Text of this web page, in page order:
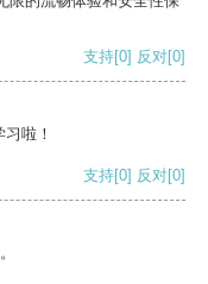
支持[0] 反对[0]
啦！
支持[0] 反对[0]